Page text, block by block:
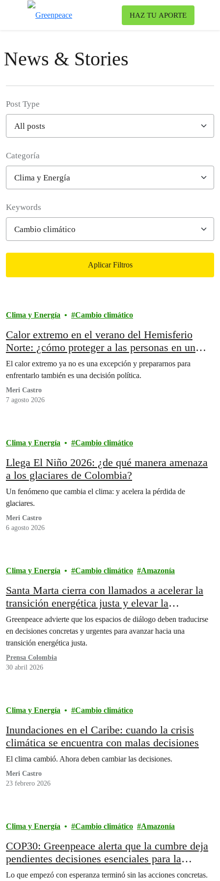
HAZ TU APORTE
News & Stories
Post Type
Categoría
Keywords
Aplicar Filtros
Clima y Energía Cambio climático
Calor extremo en el verano del Hemisferio
Norte: ¿cómo proteger a las personas en un
mundo cada vez más caliente?
El calor extremo ya no es una excepción y prepararnos para
enfrentarlo también es una decisión política.
Meri Castro
7 agosto 2026
Clima y Energía Cambio climático
Llega El Niño 2026: ¿de qué manera amenaza
a los glaciares de Colombia?
Un fenómeno que cambia el clima: y acelera la pérdida de
glaciares.
Meri Castro
6 agosto 2026
Clima y Energía Cambio climático Amazonía
Santa Marta cierra con llamados a acelerar la
transición energética justa y elevar la
ambición
Greenpeace advierte que los espacios de diálogo deben traducirse
en decisiones concretas y urgentes para avanzar hacia una
transición energética justa.
Prensa Colombia
30 abril 2026
Clima y Energía Cambio climático
Inundaciones en el Caribe: cuando la crisis
climática se encuentra con malas decisiones
El clima cambió.⁣ Ahora deben cambiar las decisiones.⁣
Meri Castro
23 febrero 2026
Clima y Energía Cambio climático Amazonía
COP30: Greenpeace alerta que la cumbre deja
pendientes decisiones esenciales para la
Amazonía y la acción climática
Lo que empezó con esperanza terminó sin las acciones concretas.